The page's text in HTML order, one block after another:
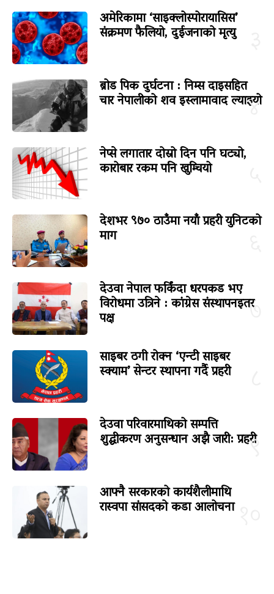
अमेरिकामा ‘साइक्लोस्पोरायासिस’
संक्रमण फैलियो, दुईजनाको मृत्यु
४
ब्रोड पिक दुर्घटना : निम्स दाइसहित
चार नेपालीको शव इस्लामावाद ल्याइयो
नेप्से लगातार दोस्रो दिन पनि घट्यो,
कारोबार रकम पनि खुम्चियो
देशभर ९७० ठाउँमा नयाँ प्रहरी युनिटको
माग
७
देउवा नेपाल फर्किंदा धरपकड भए
विरोधमा उत्रिने : कांग्रेस संस्थापनइतर
पक्ष
साइबर ठगी रोक्न ‘एन्टी साइबर
स्क्याम’ सेन्टर स्थापना गर्दै प्रहरी
९
देउवा परिवारमाथिको सम्पत्ति
शुद्धीकरण अनुसन्धान अझै जारी: प्रहरी
आफ्नै सरकारको कार्यशैलीमाथि
रास्वपा सांसदको कडा आलोचना